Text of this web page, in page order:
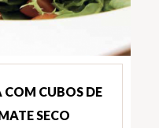
CUBOS DE
SECO